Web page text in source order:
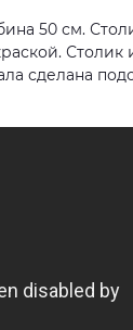
50 см.
сделана